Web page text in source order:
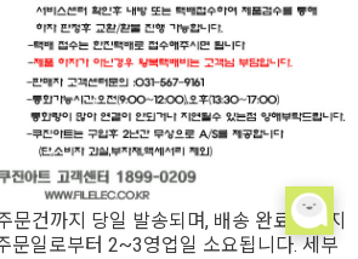
문건까지 당일 발송되며, 배송 완료시까지
문일로부터 2~3영업일 소요됩니다. 세부